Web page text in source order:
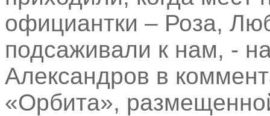
официантки – Роза,
подсаживали к нам, -
Александров в
«Орбита»,